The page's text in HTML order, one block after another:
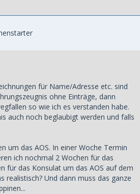
für Name/Adresse etc. sind
ohne Einträge, dann
so wie ich es verstanden habe.
auch noch beglaubigt werden und falls
um das AOS. In einer Woche Termin
ich nochmal 2 Wochen für das
für das Konsulat um das AOS auf dem
realistisch? Und dann muss das ganze